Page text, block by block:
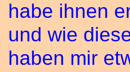
habe ihnen
und wie
haben mir